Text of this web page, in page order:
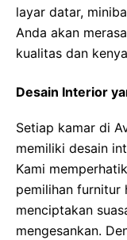
layar datar,
Anda akan
kualitas dan
Desain Interior
Setiap kamar di
memiliki desain
Kami
pemilihan furnitur
menciptakan
mengesankan.